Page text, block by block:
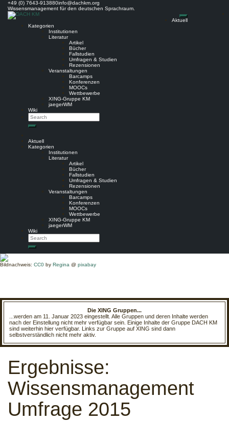
Skip
content
+49 (0) 7643-913880info@dachkm.org
Wissensmanagement für den deutschen Sprachraum.
Aktuell
Kategorien
Institutionen
Literatur
Artikel
Bücher
Fallstudien
Umfragen & Studien
Rezensionen
Veranstaltungen
Barcamps
Konferenzen
MOOCs
Wettbewerbe
XING-Gruppe KM
jaegerWM
Wiki
Search
Search
Aktuell
Kategorien
Institutionen
Literatur
Artikel
Bücher
Fallstudien
Umfragen & Studien
Rezensionen
Veranstaltungen
Barcamps
Konferenzen
MOOCs
Wettbewerbe
XING-Gruppe KM
jaegerWM
Wiki
Search
Search
Bildnachweis: CC0 by Regina @ pixabay
Die XING Gruppen...
...werden am 11. Januar 2023 eingestellt. Alle Gruppen und deren Inhalte werden
nach der Einstellung nicht mehr verfügbar sein. Einige Inhalte der Gruppe DACH KM
sind weiterhin hier verfügbar. Links zur Gruppe auf XING sind dann
selbstverständlich nicht mehr aktiv.
Ergebnisse:
Wissensmanagement
Umfrage 2015